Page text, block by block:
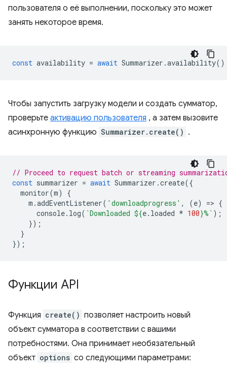
пользователя о её выполнении, поскольку это может
занять некоторое время.
const availability = await Summarizer .availability
Чтобы запустить загрузку модели и создать сумматор,
проверьте активацию пользователя , а затем вызовите
асинхронную функцию Summarizer.create() .
// Proceed to request batch or streaming
const summarizer = await Summarizer .create({
monitor(m)
{
m .addEventListener( 'downloadprogress' , (e) => {
console. log( `Downloaded ${e. loaded * 100}%` );
});
}
});
Функции API
Функция create() позволяет настроить новый
объект сумматора в соответствии с вашими
потребностями. Она принимает необязательный
объект options со следующими параметрами: